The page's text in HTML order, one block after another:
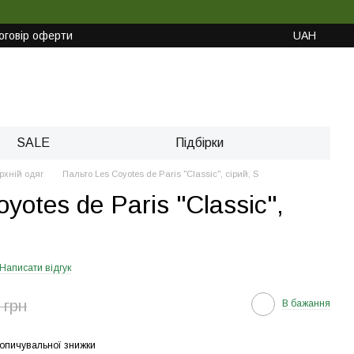
оферти UAH
SALE Підбірки
одяг Пальто Les Coyotes de Paris "Classic", сірий, S
de Paris "Classic",
Написати відгук
В бажання
знижки